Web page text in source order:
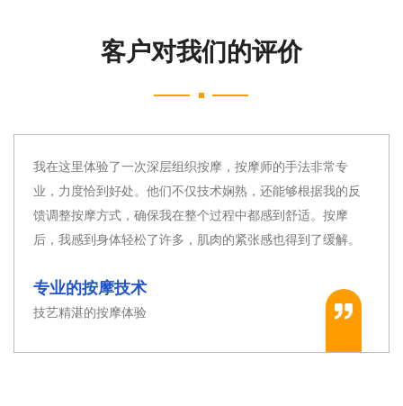
客户对我们的评价
我的反
按摩
缓解。
相比，这里的红外线桑拿给我留下了深刻的印
精准，让我能够根据自己的喜好调整。桑拿后
的毛孔都打开了，皮肤也变得更加光滑。
现代与传统的完美结合